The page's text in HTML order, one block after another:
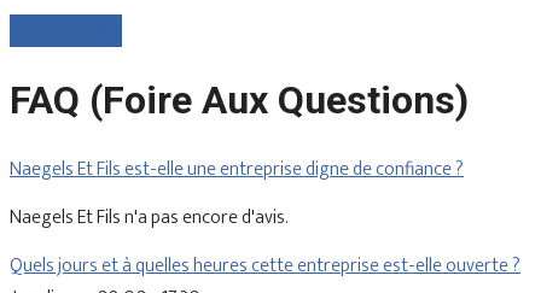
FAQ (Foire Aux Questions)
Naegels Et Fils est-elle une entreprise digne de confiance ?
Naegels Et Fils n'a pas encore d'avis.
Quels jours et à quelles heures cette entreprise est-elle ouverte ?